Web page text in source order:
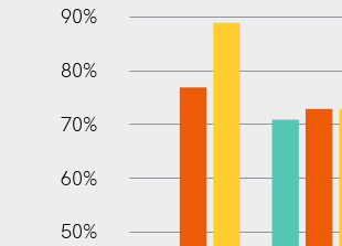
10%
90%
80%
70%
60%
50%